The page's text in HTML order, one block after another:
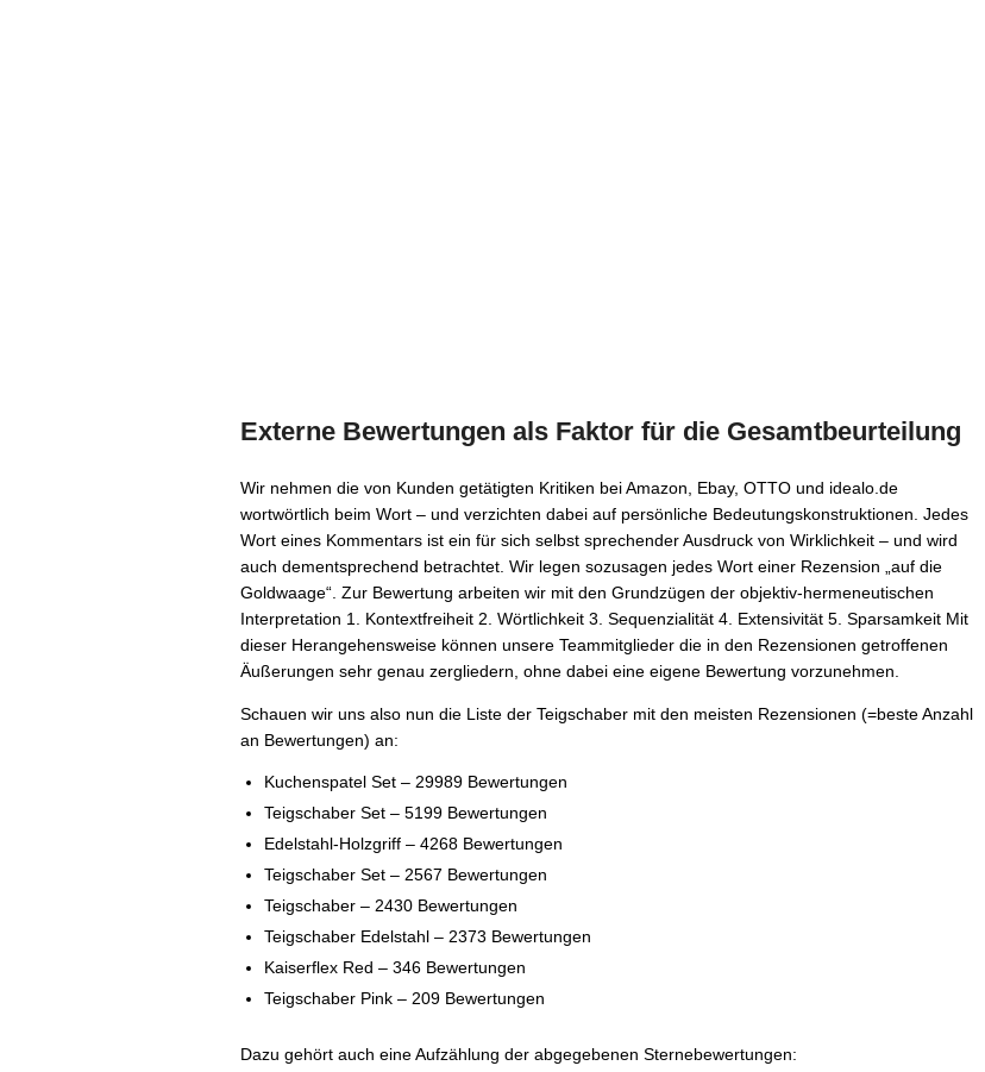
Externe Bewertungen als Faktor für die Gesamtbeurteilung
Wir nehmen die von Kunden getätigten Kritiken bei Amazon, Ebay, OTTO und idealo.de
wortwörtlich beim Wort – und verzichten dabei auf persönliche Bedeutungskonstruktionen. Jedes
Wort eines Kommentars ist ein für sich selbst sprechender Ausdruck von Wirklichkeit – und wird
auch dementsprechend betrachtet. Wir legen sozusagen jedes Wort einer Rezension „auf die
Goldwaage“. Zur Bewertung arbeiten wir mit den Grundzügen der objektiv-hermeneutischen
Interpretation 1. Kontextfreiheit 2. Wörtlichkeit 3. Sequenzialität 4. Extensivität 5. Sparsamkeit Mit
dieser Herangehensweise können unsere Teammitglieder die in den Rezensionen getroffenen
Äußerungen sehr genau zergliedern, ohne dabei eine eigene Bewertung vorzunehmen.
Schauen wir uns also nun die Liste der Teigschaber mit den meisten Rezensionen (=beste Anzahl
an Bewertungen) an:
Kuchenspatel Set – 29989 Bewertungen
Teigschaber Set – 5199 Bewertungen
Edelstahl-Holzgriff – 4268 Bewertungen
Teigschaber Set – 2567 Bewertungen
Teigschaber – 2430 Bewertungen
Teigschaber Edelstahl – 2373 Bewertungen
Kaiserflex Red – 346 Bewertungen
Teigschaber Pink – 209 Bewertungen
Dazu gehört auch eine Aufzählung der abgegebenen Sternebewertungen: